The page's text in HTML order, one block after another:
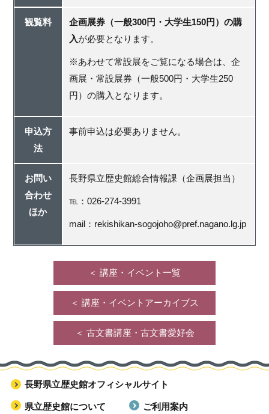
観覧料
企画展券（一般300円・大学生150円）の購
入が必要となります。
※あわせて常設展をご覧になる場合は、企
画展・常設展券（一般500円・大学生250
円）の購入となります。
申込方
法
事前申込は必要ありません。
お問い
合わせ
ほか
長野県立歴史館総合情報課（企画展担当）
℡：026-274-3991
mail：rekishikan-sogojoho@pref.nagano.lg.jp
＜ 講座・イベント一覧
＜ 講座・イベントアーカイブス
＜ 古文書講座・古文書愛好会
長野県立歴史館オフィシャルサイト
県立歴史館について ご利用案内